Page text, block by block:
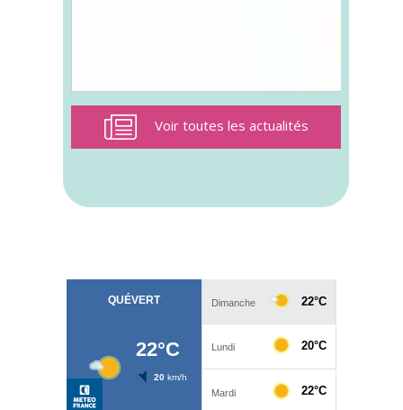
Voir toutes les actualités